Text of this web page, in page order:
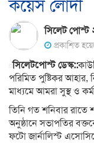
কয়েস লোদী
সিলেট পোস্ট
প্রকাশিত
সিলেটপোস্ট ডেস্ক::
পরিমিত পুষ্টিকর আহার,
মাধ্যমে আমরা সুস্থ ও
তিনি গত শনিবার রাতে
অনুষ্ঠানে সভাপতির
ফটো জার্নালিস্ট